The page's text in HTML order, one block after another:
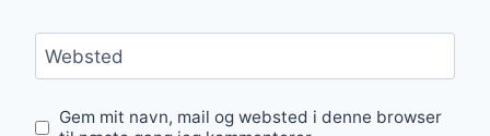
Websted
Gem mit navn, mail og websted i denne browser